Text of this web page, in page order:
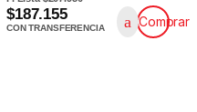
$187.155
CON TRANSFERENCIA Comprar